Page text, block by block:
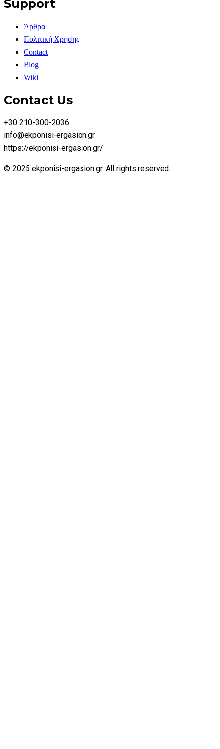
Support
Άρθρα
Πολιτική Χρήσης
Contact
Blog
Wiki
Contact Us
+30 210-300-2036
info@ekponisi-ergasion.gr
https://ekponisi-ergasion.gr/
© 2025 ekponisi-ergasion.gr. All rights reserved.